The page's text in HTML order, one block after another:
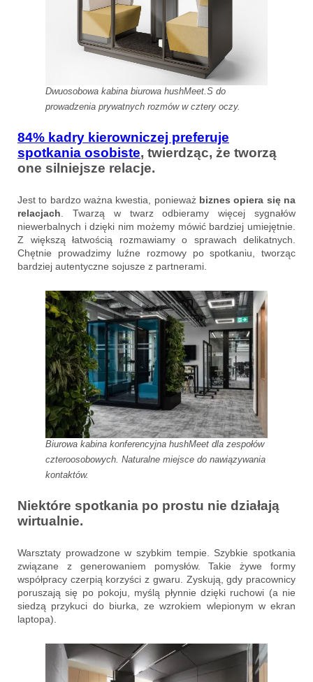
Dwuosobowa kabina biurowa hushMeet.S do
prowadzenia prywatnych rozmów w cztery oczy.
84% kadry kierowniczej preferuje
spotkania osobiste, twierdząc, że tworzą
one silniejsze relacje.
Jest to bardzo ważna kwestia, ponieważ biznes opiera się na
relacjach . Twarzą w twarz odbieramy więcej sygnałów
niewerbalnych i dzięki nim możemy mówić bardziej umiejętnie.
Z większą łatwością rozmawiamy o sprawach delikatnych.
Chętnie prowadzimy luźne rozmowy po spotkaniu, tworząc
bardziej autentyczne sojusze z partnerami.
Biurowa kabina konferencyjna hushMeet dla zespołów
czteroosobowych. Naturalne miejsce do nawiązywania
kontaktów.
Niektóre spotkania po prostu nie działają
wirtualnie.
Warsztaty prowadzone w szybkim tempie. Szybkie spotkania
związane z generowaniem pomysłów. Takie żywe formy
współpracy czerpią korzyści z gwaru. Zyskują, gdy pracownicy
poruszają się po pokoju, myślą płynnie dzięki ruchowi (a nie
siedzą przykuci do biurka, ze wzrokiem wlepionym w ekran
laptopa).